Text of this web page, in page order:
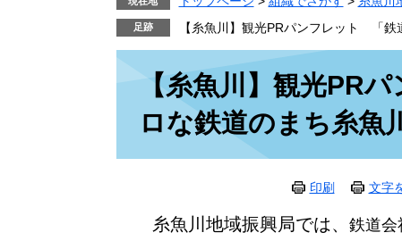
【糸魚川】観光PRパンフレット 「鉄
【糸魚川】観光PR
ロな鉄道のまち糸魚
印刷 文字
糸魚川地域振興局では、 鉄道会